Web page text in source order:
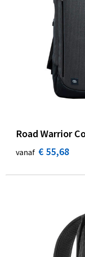
Road Warrior
vanaf € 55,68